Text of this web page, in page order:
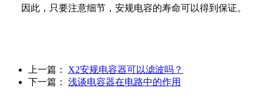
因此，只要注意细节，安规电容的寿命可以得到保证。
上一篇： X2安规电容器可以滤波吗？
下一篇： 浅谈电容器在电路中的作用